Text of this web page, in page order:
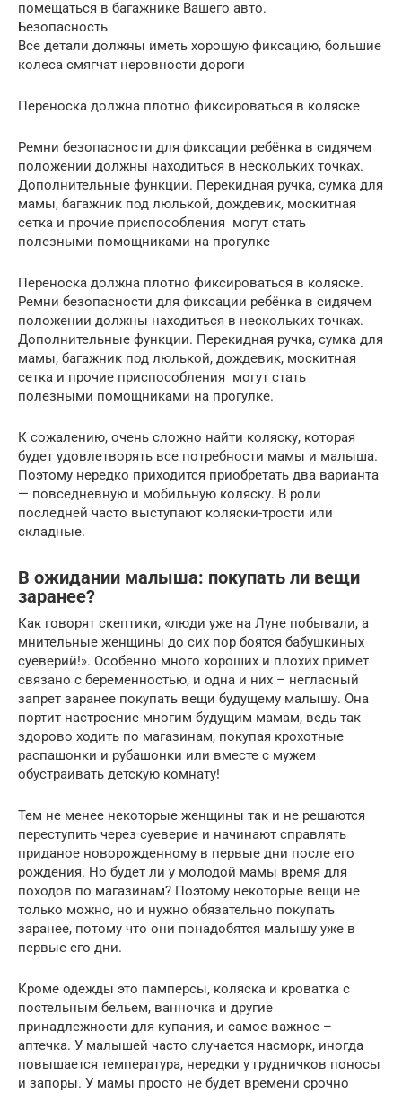
помещаться в багажнике Вашего авто.
Безопасность
Все детали должны иметь хорошую фиксацию, большие
колеса смягчат неровности дороги
Переноска должна плотно фиксироваться в коляске
Ремни безопасности для фиксации ребёнка в сидячем
положении должны находиться в нескольких точках.
Дополнительные функции. Перекидная ручка, сумка для
мамы, багажник под люлькой, дождевик, москитная
сетка и прочие приспособления могут стать
полезными помощниками на прогулке
Переноска должна плотно фиксироваться в коляске.
Ремни безопасности для фиксации ребёнка в сидячем
положении должны находиться в нескольких точках.
Дополнительные функции. Перекидная ручка, сумка для
мамы, багажник под люлькой, дождевик, москитная
сетка и прочие приспособления могут стать
полезными помощниками на прогулке.
К сожалению, очень сложно найти коляску, которая
будет удовлетворять все потребности мамы и малыша.
Поэтому нередко приходится приобретать два варианта
— повседневную и мобильную коляску. В роли
последней часто выступают коляски-трости или
складные.
В ожидании малыша: покупать ли вещи
заранее?
Как говорят скептики, «люди уже на Луне побывали, а
мнительные женщины до сих пор боятся бабушкиных
суеверий!». Особенно много хороших и плохих примет
связано с беременностью, и одна и них – негласный
запрет заранее покупать вещи будущему малышу. Она
портит настроение многим будущим мамам, ведь так
здорово ходить по магазинам, покупая крохотные
распашонки и рубашонки или вместе с мужем
обустраивать детскую комнату!
Тем не менее некоторые женщины так и не решаются
переступить через суеверие и начинают справлять
приданое новорожденному в первые дни после его
рождения. Но будет ли у молодой мамы время для
походов по магазинам? Поэтому некоторые вещи не
только можно, но и нужно обязательно покупать
заранее, потому что они понадобятся малышу уже в
первые его дни.
Кроме одежды это памперсы, коляска и кроватка с
постельным бельем, ванночка и другие
принадлежности для купания, и самое важное –
аптечка. У малышей часто случается насморк, иногда
повышается температура, нередки у грудничков поносы
и запоры. У мамы просто не будет времени срочно